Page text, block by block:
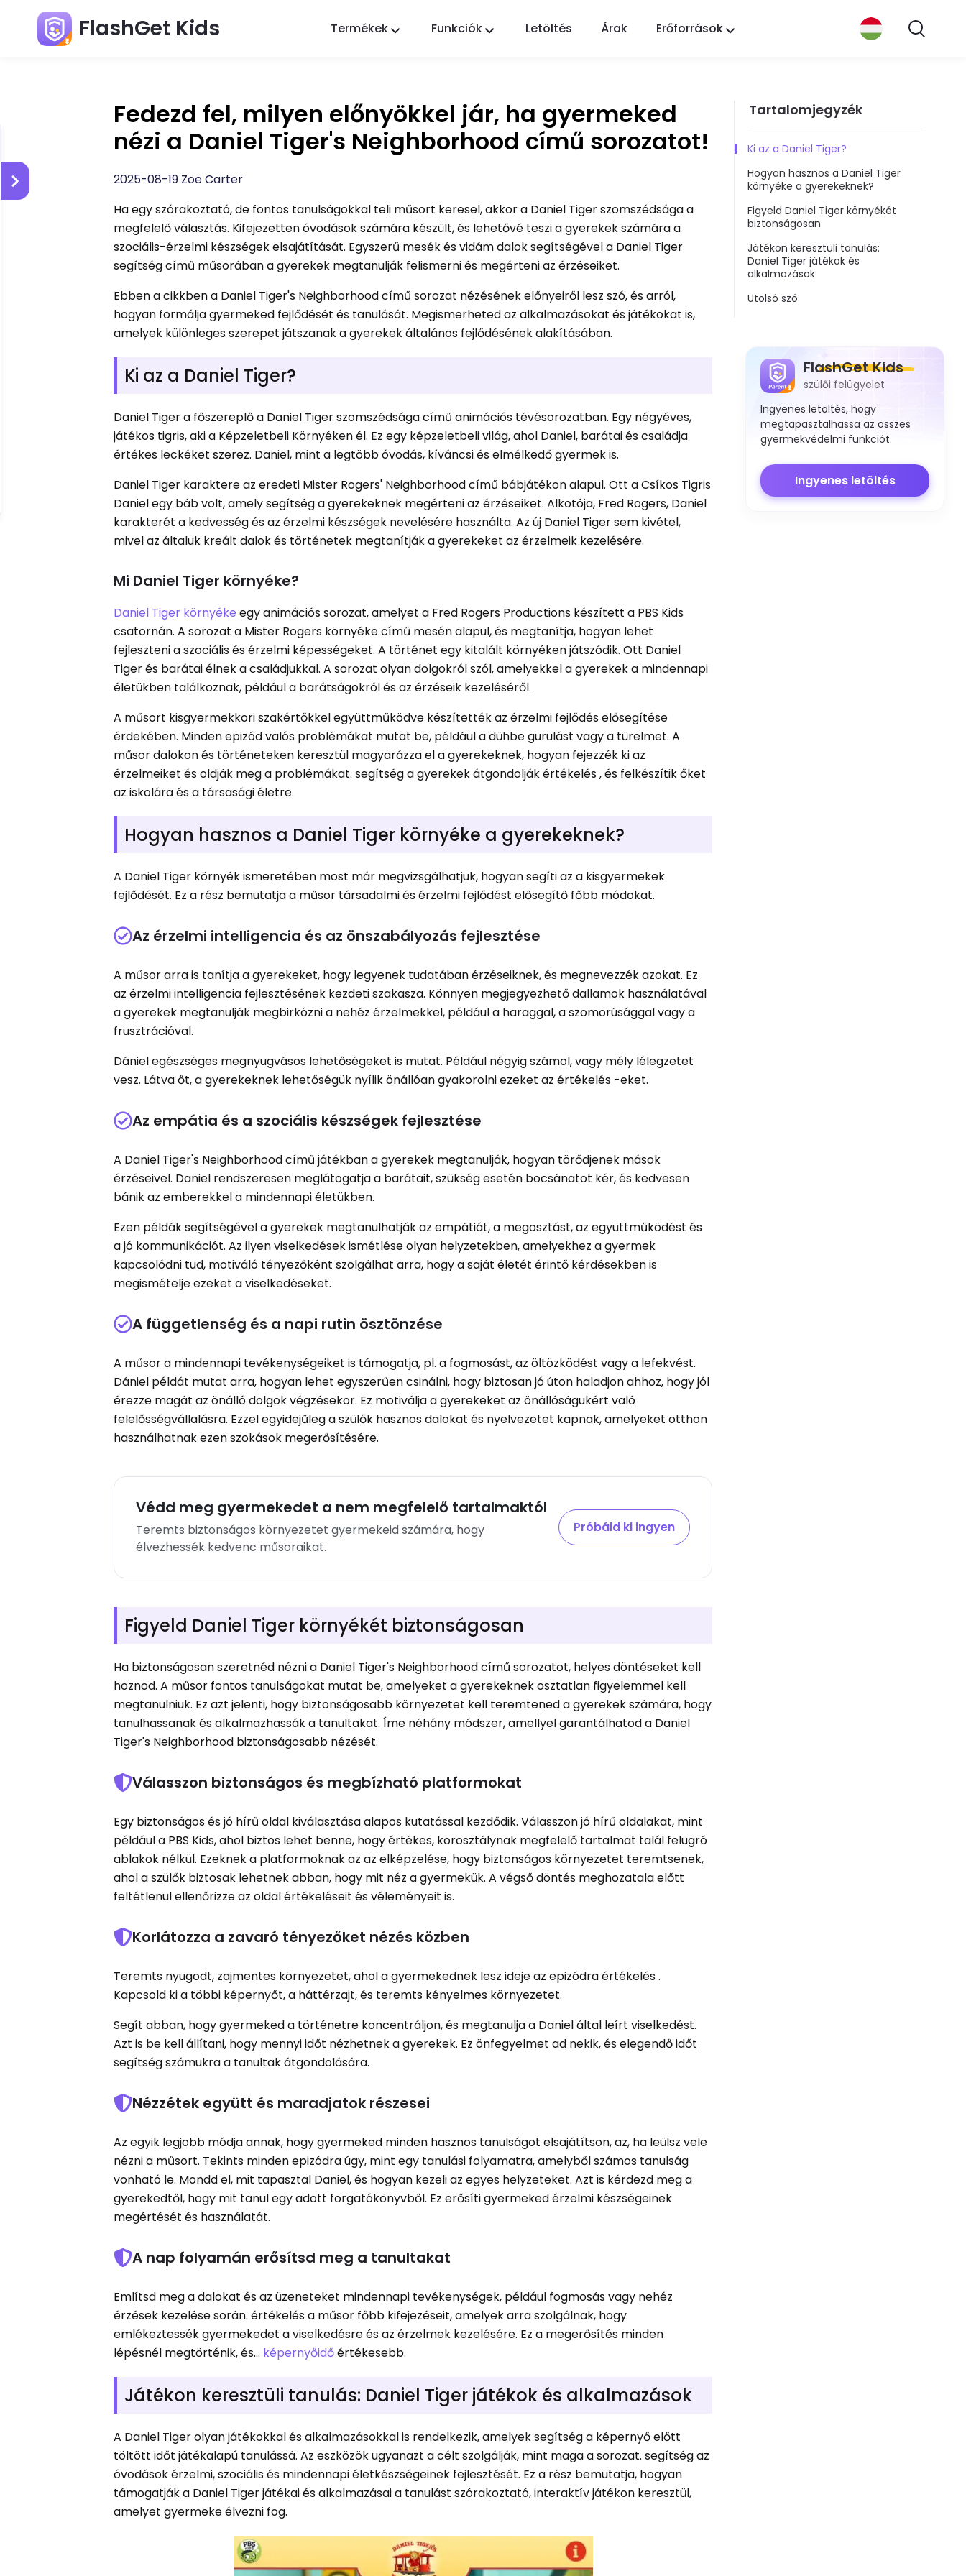
FlashGet Kids Termékek
FlashGet Finder
Telefonja lopás elleni védelme, a mi
felelősségünk.
Funkciók Letöltés Árak Erőforrások
Fedezd fel, milyen előnyökkel jár, ha gyermeked
nézi a Daniel Tiger's Neighborhood című sorozatot!
2025-08-19 Zoe Carter
Ha egy szórakoztató, de fontos tanulságokkal teli műsort keresel, akkor a Daniel Tiger szomszédsága a
megfelelő választás. Kifejezetten óvodások számára készült, és lehetővé teszi a gyerekek számára a
szociális-érzelmi készségek elsajátítását. Egyszerű mesék és vidám dalok segítségével a Daniel Tiger
segítség című műsorában a gyerekek megtanulják felismerni és megérteni az érzéseiket.
Ebben a cikkben a Daniel Tiger's Neighborhood című sorozat nézésének előnyeiről lesz szó, és arról,
hogyan formálja gyermeked fejlődését és tanulását. Megismerheted az alkalmazásokat és játékokat is,
amelyek különleges szerepet játszanak a gyerekek általános fejlődésének alakításában.
Ki az a Daniel Tiger?
Daniel Tiger a főszereplő a Daniel Tiger szomszédsága című animációs tévésorozatban. Egy négyéves,
játékos tigris, aki a Képzeletbeli Környéken él. Ez egy képzeletbeli világ, ahol Daniel, barátai és családja
értékes leckéket szerez. Daniel, mint a legtöbb óvodás, kíváncsi és elmélkedő gyermek is.
Daniel Tiger karaktere az eredeti Mister Rogers' Neighborhood című bábjátékon alapul. Ott a Csíkos Tigris
Daniel egy báb volt, amely segítség a gyerekeknek megérteni az érzéseiket. Alkotója, Fred Rogers, Daniel
karakterét a kedvesség és az érzelmi készségek nevelésére használta. Az új Daniel Tiger sem kivétel,
mivel az általuk kreált dalok és történetek megtanítják a gyerekeket az érzelmeik kezelésére.
Mi Daniel Tiger környéke?
Daniel Tiger környéke egy animációs sorozat, amelyet a Fred Rogers Productions készített a PBS Kids
csatornán. A sorozat a Mister Rogers környéke című mesén alapul, és megtanítja, hogyan lehet
fejleszteni a szociális és érzelmi képességeket. A történet egy kitalált környéken játszódik. Ott Daniel
Tiger és barátai élnek a családjukkal. A sorozat olyan dolgokról szól, amelyekkel a gyerekek a mindennapi
életükben találkoznak, például a barátságokról és az érzéseik kezeléséről.
A műsort kisgyermekkori szakértőkkel együttműködve készítették az érzelmi fejlődés elősegítése
érdekében. Minden epizód valós problémákat mutat be, például a dühbe gurulást vagy a türelmet. A
műsor dalokon és történeteken keresztül magyarázza el a gyerekeknek, hogyan fejezzék ki az
érzelmeiket és oldják meg a problémákat. segítség a gyerekek átgondolják értékelés , és felkészítik őket
az iskolára és a társasági életre.
Hogyan hasznos a Daniel Tiger környéke a gyerekeknek?
A Daniel Tiger környék ismeretében most már megvizsgálhatjuk, hogyan segíti az a kisgyermekek
fejlődését. Ez a rész bemutatja a műsor társadalmi és érzelmi fejlődést elősegítő főbb módokat.
Az érzelmi intelligencia és az önszabályozás fejlesztése
A műsor arra is tanítja a gyerekeket, hogy legyenek tudatában érzéseiknek, és megnevezzék azokat. Ez
az érzelmi intelligencia fejlesztésének kezdeti szakasza. Könnyen megjegyezhető dallamok használatával
a gyerekek megtanulják megbirkózni a nehéz érzelmekkel, például a haraggal, a szomorúsággal vagy a
frusztrációval.
Dániel egészséges megnyugvásos lehetőségeket is mutat. Például négyig számol, vagy mély lélegzetet
vesz. Látva őt, a gyerekeknek lehetőségük nyílik önállóan gyakorolni ezeket az értékelés -eket.
Az empátia és a szociális készségek fejlesztése
A Daniel Tiger's Neighborhood című játékban a gyerekek megtanulják, hogyan törődjenek mások
érzéseivel. Daniel rendszeresen meglátogatja a barátait, szükség esetén bocsánatot kér, és kedvesen
bánik az emberekkel a mindennapi életükben.
Ezen példák segítségével a gyerekek megtanulhatják az empátiát, a megosztást, az együttműködést és
a jó kommunikációt. Az ilyen viselkedések ismétlése olyan helyzetekben, amelyekhez a gyermek
kapcsolódni tud, motiváló tényezőként szolgálhat arra, hogy a saját életét érintő kérdésekben is
megismételje ezeket a viselkedéseket.
A függetlenség és a napi rutin ösztönzése
A műsor a mindennapi tevékenységeiket is támogatja, pl. a fogmosást, az öltözködést vagy a lefekvést.
Dániel példát mutat arra, hogyan lehet egyszerűen csinálni, hogy biztosan jó úton haladjon ahhoz, hogy jól
érezze magát az önálló dolgok végzésekor. Ez motiválja a gyerekeket az önállóságukért való
felelősségvállalásra. Ezzel egyidejűleg a szülők hasznos dalokat és nyelvezetet kapnak, amelyeket otthon
használhatnak ezen szokások megerősítésére.
Védd meg gyermekedet a nem megfelelő tartalmaktól
Teremts biztonságos környezetet gyermekeid számára, hogy
élvezhessék kedvenc műsoraikat.
Próbáld ki ingyen
Figyeld Daniel Tiger környékét biztonságosan
Ha biztonságosan szeretnéd nézni a Daniel Tiger's Neighborhood című sorozatot, helyes döntéseket kell
hoznod. A műsor fontos tanulságokat mutat be, amelyeket a gyerekeknek osztatlan figyelemmel kell
megtanulniuk. Ez azt jelenti, hogy biztonságosabb környezetet kell teremtened a gyerekek számára, hogy
tanulhassanak és alkalmazhassák a tanultakat. Íme néhány módszer, amellyel garantálhatod a Daniel
Tiger's Neighborhood biztonságosabb nézését.
Válasszon biztonságos és megbízható platformokat
Egy biztonságos és jó hírű oldal kiválasztása alapos kutatással kezdődik. Válasszon jó hírű oldalakat, mint
például a PBS Kids, ahol biztos lehet benne, hogy értékes, korosztálynak megfelelő tartalmat talál felugró
ablakok nélkül. Ezeknek a platformoknak az az elképzelése, hogy biztonságos környezetet teremtsenek,
ahol a szülők biztosak lehetnek abban, hogy mit néz a gyermekük. A végső döntés meghozatala előtt
feltétlenül ellenőrizze az oldal értékeléseit és véleményeit is.
Korlátozza a zavaró tényezőket nézés közben
Teremts nyugodt, zajmentes környezetet, ahol a gyermekednek lesz ideje az epizódra értékelés .
Kapcsold ki a többi képernyőt, a háttérzajt, és teremts kényelmes környezetet.
Segít abban, hogy gyermeked a történetre koncentráljon, és megtanulja a Daniel által leírt viselkedést.
Azt is be kell állítani, hogy mennyi időt nézhetnek a gyerekek. Ez önfegyelmet ad nekik, és elegendő időt
segítség számukra a tanultak átgondolására.
Nézzétek együtt és maradjatok részesei
Az egyik legjobb módja annak, hogy gyermeked minden hasznos tanulságot elsajátítson, az, ha leülsz vele
nézni a műsort. Tekints minden epizódra úgy, mint egy tanulási folyamatra, amelyből számos tanulság
vonható le. Mondd el, mit tapasztal Daniel, és hogyan kezeli az egyes helyzeteket. Azt is kérdezd meg a
gyerekedtől, hogy mit tanul egy adott forgatókönyvből. Ez erősíti gyermeked érzelmi készségeinek
megértését és használatát.
A nap folyamán erősítsd meg a tanultakat
Említsd meg a dalokat és az üzeneteket mindennapi tevékenységek, például fogmosás vagy nehéz
érzések kezelése során. értékelés a műsor főbb kifejezéseit, amelyek arra szolgálnak, hogy
emlékeztessék gyermekedet a viselkedésre és az érzelmek kezelésére. Ez a megerősítés minden
lépésnél megtörténik, és... képernyőidőértékesebb.
Játékon keresztüli tanulás: Daniel Tiger játékok és alkalmazások
A Daniel Tiger olyan játékokkal és alkalmazásokkal is rendelkezik, amelyek segítség a képernyő előtt
töltött időt játékalapú tanulássá. Az eszközök ugyanazt a célt szolgálják, mint maga a sorozat. segítség az
óvodások érzelmi, szociális és mindennapi életkészségeinek fejlesztését. Ez a rész bemutatja, hogyan
támogatják a Daniel Tiger játékai és alkalmazásai a tanulást szórakoztató, interaktív játékon keresztül,
amelyet gyermeke élvezni fog.
Tartalomjegyzék
Ki az a Daniel Tiger?
Hogyan hasznos a Daniel Tiger
környéke a gyerekeknek?
Figyeld Daniel Tiger környékét
biztonságosan
Játékon keresztüli tanulás:
Daniel Tiger játékok és
alkalmazások
Utolsó szó
FlashGet Kids
szülői felügyelet
Ingyenes letöltés, hogy
megtapasztalhassa az összes
gyermekvédelmi funkciót.
Ingyenes letöltés